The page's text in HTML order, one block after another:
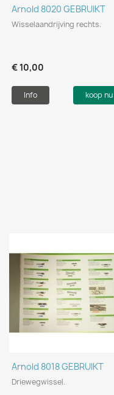
Arnold 8020 GEBRUIKT
Wisselaandrijving rechts.
€ 10,00
Info koop nu
Arnold 8018 GEBRUIKT
Driewegwissel.